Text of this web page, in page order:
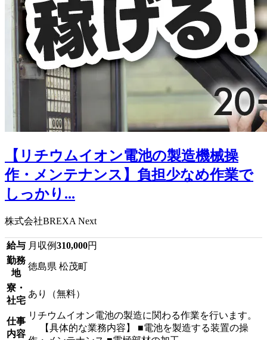
【リチウムイオン電池の製造機械操
作・メンテナンス】負担少なめ作業で
しっかり...
株式会社BREXA Next
給与 月収例310,000円
勤務
地
徳島県 松茂町
寮・
社宅
あり（無料）
仕事
内容
リチウムイオン電池の製造に関わる作業を行います。
【具体的な業務内容】 ■電池を製造する装置の操